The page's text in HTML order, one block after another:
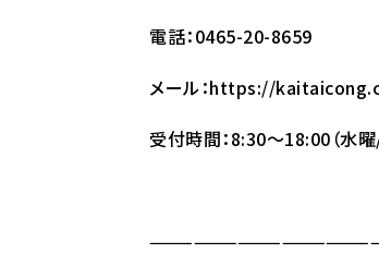
電話：0465-20-8659
メール：https://
受付時間：8:30～18:00（水